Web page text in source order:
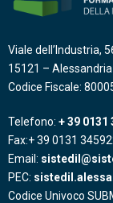
Viale dell’Industria,
15121 –
Codice Fiscale:
Telefono: + 39 0131
Fax:+ 39 0131
Email:
PEC:
Codice Univoco